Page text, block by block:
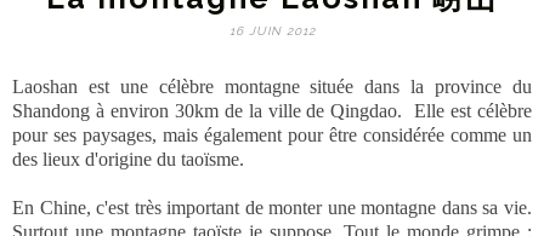
16 JUIN 2012
Laoshan est une célèbre montagne située dans la province du
Shandong à environ 30km de la ville de Qingdao. Elle est célèbre
pour ses paysages, mais également pour être considérée comme un
des lieux d'origine du taoïsme.
En Chine, c'est très important de monter une montagne dans sa vie.
Surtout une montagne taoïste je suppose. Tout le monde grimpe :